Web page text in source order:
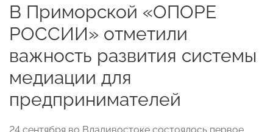
В Приморской «ОПОРЕ
РОССИИ» отметили
важность развития системы
медиации для
предпринимателей